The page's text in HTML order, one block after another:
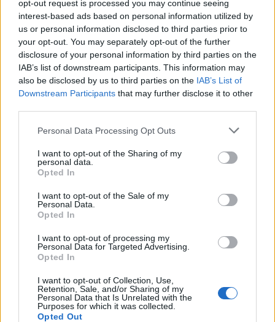
opt-out request is processed you may continue seeing
interest-based ads based on personal information utilized by
us or personal information disclosed to third parties prior to
your opt-out. You may separately opt-out of the further
disclosure of your personal information by third parties on the
IAB’s list of downstream participants. This information may
also be disclosed by us to third parties on the IAB’s List of
Downstream Participants that may further disclose it to other
Personal Data Processing Opt Outs
I want to opt-out of the Sharing of my
personal data.
Opted In
I want to opt-out of the Sale of my
Personal Data.
Opted In
I want to opt-out of processing my
Personal Data for Targeted Advertising.
Opted In
I want to opt-out of Collection, Use,
Retention, Sale, and/or Sharing of my
Personal Data that Is Unrelated with the
Purposes for which it was collected.
Opted Out
00:00